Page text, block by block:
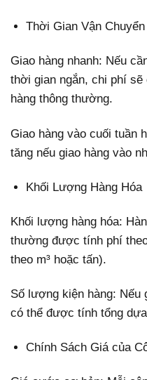
Thời Gian Vận Chuyển
Giao hàng nhanh: Nếu
thời gian ngắn, chi phí
hàng thông thường.
Giao hàng vào cuối tuần
tăng nếu giao hàng vào
Khối Lượng Hàng Hóa
Khối lượng hàng hóa:
thường được tính phí
theo m³ hoặc tấn).
Số lượng kiện hàng: Nếu
có thể được tính tổng
Chính Sách Giá của